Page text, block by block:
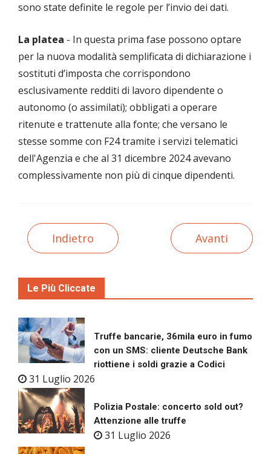
sono state definite le regole per l’invio dei dati.
La platea - In questa prima fase possono optare
per la nuova modalità semplificata di dichiarazione i
sostituti d’imposta che corrispondono
esclusivamente redditi di lavoro dipendente o
autonomo (o assimilati); obbligati a operare
ritenute e trattenute alla fonte; che versano le
stesse somme con F24 tramite i servizi telematici
dell'Agenzia e che al 31 dicembre 2024 avevano
complessivamente non più di cinque dipendenti.
Indietro Avanti
Le Più Cliccate
Truffe bancarie, 36mila euro in fumo
con un SMS: cliente Deutsche Bank
riottiene i soldi grazie a Codici
31 Luglio 2026
Polizia Postale: concerto sold out?
Attenzione alle truffe
31 Luglio 2026